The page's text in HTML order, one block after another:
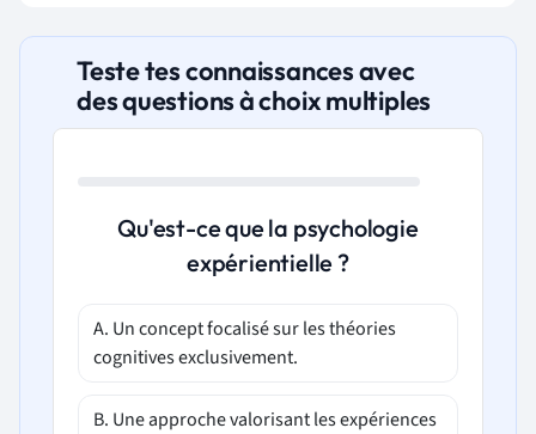
Teste tes connaissances avec
des questions à choix multiples
Qu'est-ce que la psychologie
expérientielle ?
A. Un concept focalisé sur les théories
cognitives exclusivement.
B. Une approche valorisant les expériences